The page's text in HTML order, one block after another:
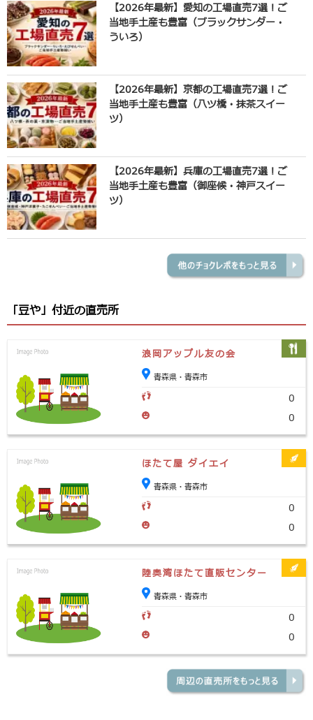
【2026年最新】愛知の工場直売7選！ご
当地手土産も豊富（ブラックサンダー・
ういろ）
【2026年最新】京都の工場直売7選！ご
当地手土産も豊富（八ツ橋・抹茶スイー
ツ）
【2026年最新】兵庫の工場直売7選！ご
当地手土産も豊富（御座候・神戸スイー
ツ）
「豆や」付近の直売所
浪岡アップル友の会
青森県・青森市
0
0
ほたて屋 ダイエイ
青森県・青森市
0
0
陸奥湾ほたて直販センター
青森県・青森市
0
0